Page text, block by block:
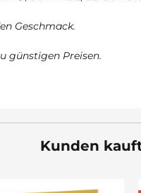
Geschmack.
günstigen Preisen.
Kunden